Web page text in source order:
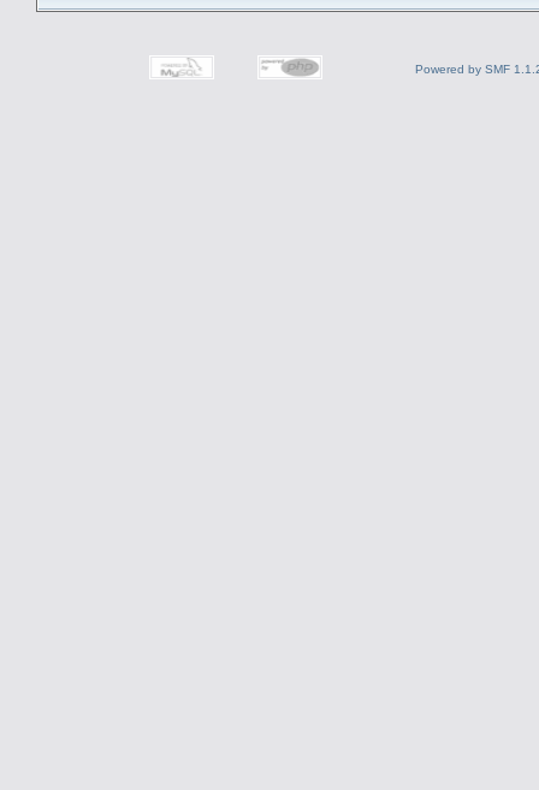
Powered by SMF